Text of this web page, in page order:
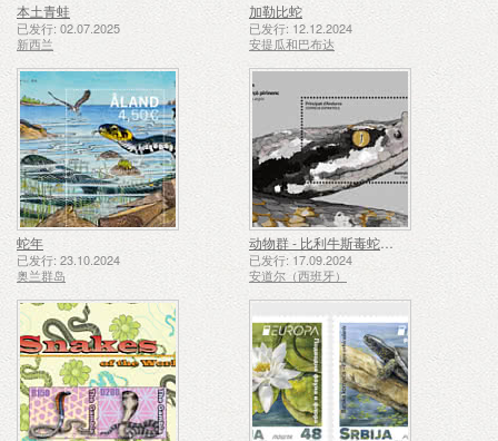
本土青蛙
已发行: 02.07.2025
新西兰
加勒比蛇
已发行: 12.12.2024
安提瓜和巴布达
蛇年
已发行: 23.10.2024
奥兰群岛
动物群 - 比利牛斯毒蛇、毒蛇
已发行: 17.09.2024
安道尔（西班牙）